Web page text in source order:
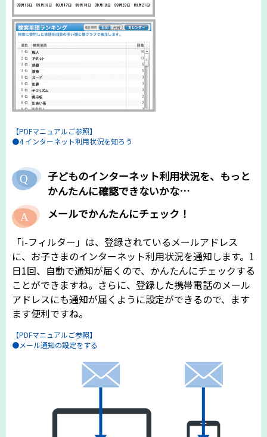
【PDFマニュアルご参照】
●4 インターネット利用状況を知ろう
子どものインターネット利用状況を、もっと
かんたんに確認できないかな…
メールでかんたんにチェック！
「i-フィルター」は、登録されているメールアドレス
に、お子さまのインターネット利用状況を通知します。1
日1回、自動で通知が届くので、かんたんにチェックする
ことができますね。さらに、登録した携帯電話のメール
アドレスにも通知が届くように設定ができるので、ます
ます便利ですね。
【PDFマニュアルご参照】
●メール通知の設定をする